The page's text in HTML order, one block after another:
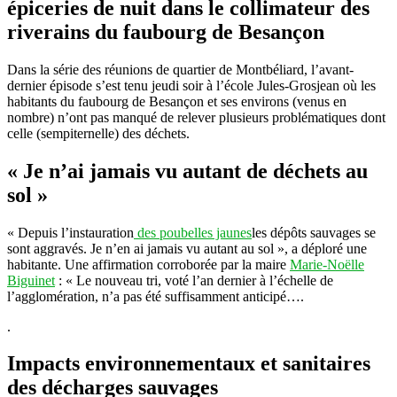
épiceries de nuit dans le collimateur des
riverains du faubourg de Besançon
Dans la série des réunions de quartier de Montbéliard, l’avant-
dernier épisode s’est tenu jeudi soir à l’école Jules-Grosjean où les
habitants du faubourg de Besançon et ses environs (venus en
nombre) n’ont pas manqué de relever plusieurs problématiques dont
celle (sempiternelle) des déchets.
« Je n’ai jamais vu autant de déchets au
sol »
« Depuis l’instauration des poubelles jaunesles dépôts sauvages se
sont aggravés. Je n’en ai jamais vu autant au sol », a déploré une
habitante. Une affirmation corroborée par la maire Marie-Noëlle
Biguinet : « Le nouveau tri, voté l’an dernier à l’échelle de
l’agglomération, n’a pas été suffisamment anticipé….
.
Impacts environnementaux et sanitaires
des décharges sauvages